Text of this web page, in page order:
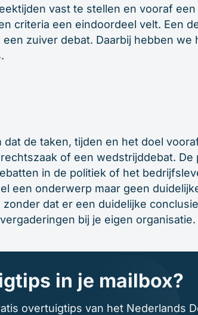
vast te stellen en vooraf
criteria een eindoordeel velt. Een
zuiver debat. Daarbij hebben we
de taken, tijden en het doel
of een wedstrijddebat.
in de politiek of het
een onderwerp maar geen
dat er een duidelijke
bij je eigen organisatie.
in je mailbox?
overtuigtips van het Nederlands